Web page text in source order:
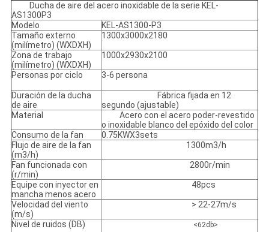
Ducha de aire del acero inoxidable de la serie KEL-
AS1300P3
Modelo
KEL-AS1300-P3
Tamaño externo
(milímetro) (WXDXH)
1300x3000x2180
Zona de trabajo
(milímetro) (WXDXH)
1000x2930x2100
Personas por ciclo 3-6 persona
Duración de la ducha
de aire
Fábrica fijada en 12
segundo (ajustable)
Material
Acero con el acero poder-revestido
o inoxidable blanco del epóxido del color
Consumo de la fan
0.75KWX3sets
Flujo de aire de la fan
(m3/h)
1300m3/h
Fan funcionada con
(r/min)
2800r/min
Equipe con inyector en
mancha menos acero
48pcs
Velocidad del viento
(m/s)
> 22-27m/s
Nivel de ruidos (DB) <62db>